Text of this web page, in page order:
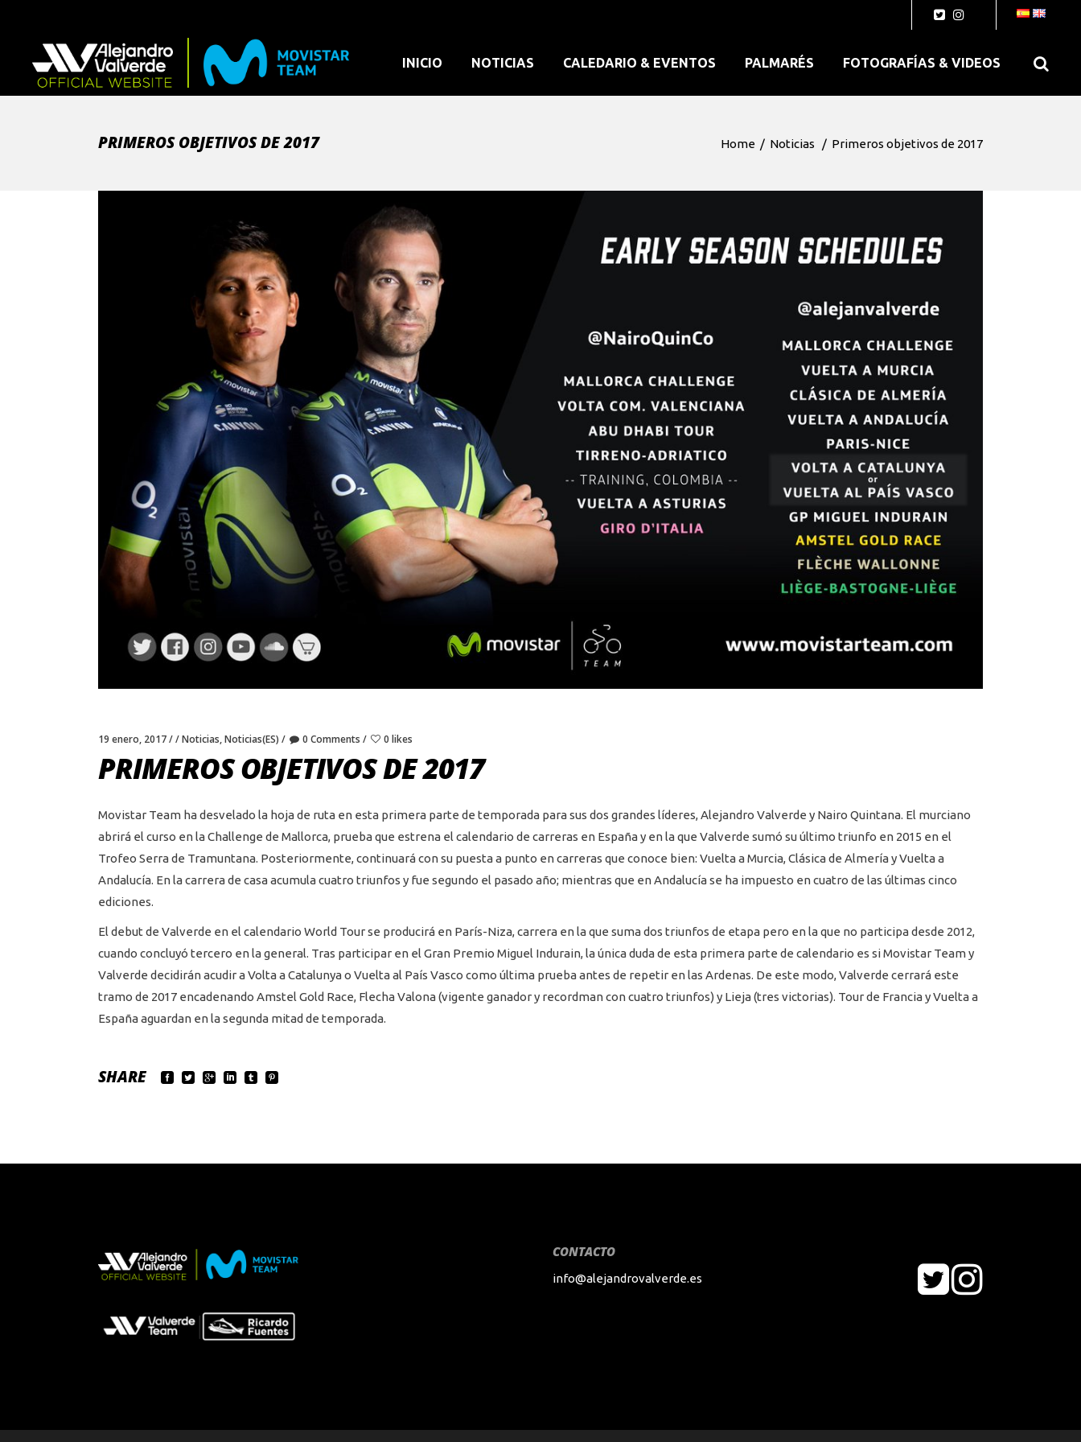
INICIO NOTICIAS CALEDARIO & EVENTOS PALMARÉS FOTOGRAFÍAS & VIDEOS
PRIMEROS OBJETIVOS DE 2017 Home / Noticias / Primeros objetivos de 2017
19 enero, 2017 Noticias,Noticias(ES) 0 Comments 0 likes
PRIMEROS OBJETIVOS DE 2017
Movistar Team ha desvelado la hoja de ruta en esta primera parte de temporada para sus dos grandes líderes, Alejandro Valverde y Nairo Quintana. El murciano
abrirá el curso en la Challenge de Mallorca, prueba que estrena el calendario de carreras en España y en la que Valverde sumó su último triunfo en 2015 en el
Trofeo Serra de Tramuntana. Posteriormente, continuará con su puesta a punto en carreras que conoce bien: Vuelta a Murcia, Clásica de Almería y Vuelta a
Andalucía. En la carrera de casa acumula cuatro triunfos y fue segundo el pasado año; mientras que en Andalucía se ha impuesto en cuatro de las últimas cinco
ediciones.
El debut de Valverde en el calendario World Tour se producirá en París-Niza, carrera en la que suma dos triunfos de etapa pero en la que no participa desde 2012,
cuando concluyó tercero en la general. Tras participar en el Gran Premio Miguel Indurain, la única duda de esta primera parte de calendario es si Movistar Team y
Valverde decidirán acudir a Volta a Catalunya o Vuelta al País Vasco como última prueba antes de repetir en las Ardenas. De este modo, Valverde cerrará este
tramo de 2017 encadenando Amstel Gold Race, Flecha Valona (vigente ganador y recordman con cuatro triunfos) y Lieja (tres victorias). Tour de Francia y Vuelta a
España aguardan en la segunda mitad de temporada.
SHARE
CONTACTO
info@alejandrovalverde.es